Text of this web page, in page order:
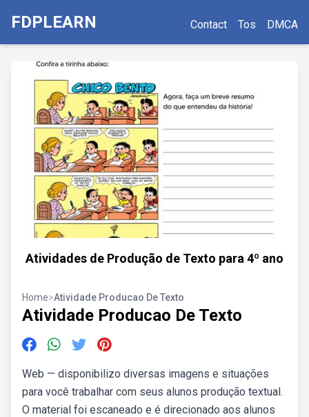
FDPLEARN Contact Tos DMCA
Atividades de Produção de Texto para 4º ano
Home>Atividade Producao De Texto
Atividade Producao De Texto
Web — disponibilizo diversas imagens e situações
para você trabalhar com seus alunos produção textual.
O material foi escaneado e é direcionado aos alunos